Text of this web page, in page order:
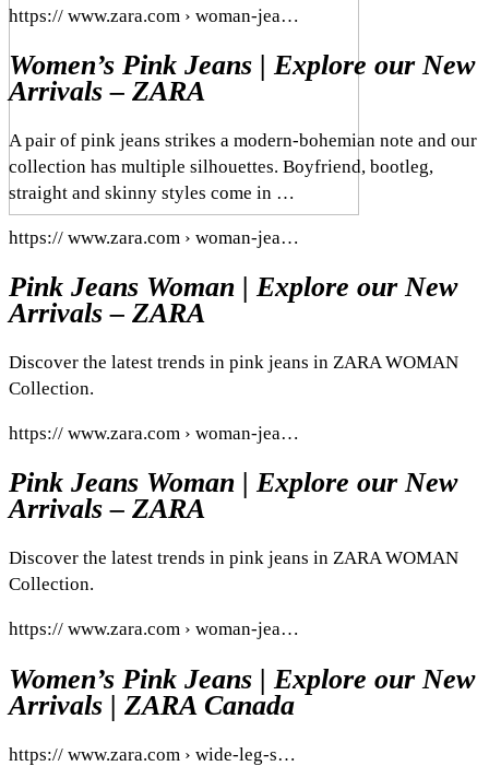
https:// www.zara.com › woman-jea…
Women’s Pink Jeans | Explore our New
Arrivals – ZARA
A pair of pink jeans strikes a modern-bohemian note and our
collection has multiple silhouettes. Boyfriend, bootleg,
straight and skinny styles come in …
https:// www.zara.com › woman-jea…
Pink Jeans Woman | Explore our New
Arrivals – ZARA
Discover the latest trends in pink jeans in ZARA WOMAN
Collection.
https:// www.zara.com › woman-jea…
Pink Jeans Woman | Explore our New
Arrivals – ZARA
Discover the latest trends in pink jeans in ZARA WOMAN
Collection.
https:// www.zara.com › woman-jea…
Women’s Pink Jeans | Explore our New
Arrivals | ZARA Canada
https:// www.zara.com › wide-leg-s…